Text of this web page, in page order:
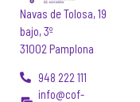
Navas de Tolosa, 19
bajo, 3º
31002 Pamplona
948 222 111
info@cof-